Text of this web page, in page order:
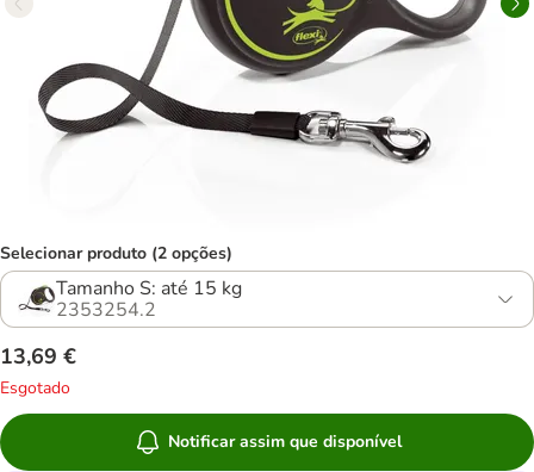
Selecionar produto (2 opções)
Tamanho S: até 15 kg
2353254.2
13,69 €
Esgotado
Notificar assim que disponível